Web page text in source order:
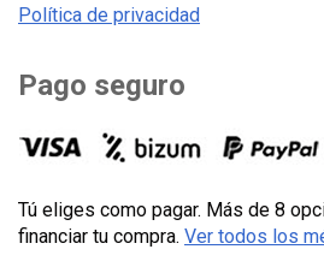
Política de privacidad
Pago seguro
Tú eliges como pagar. Más de 8
financiar tu compra. Ver todos los